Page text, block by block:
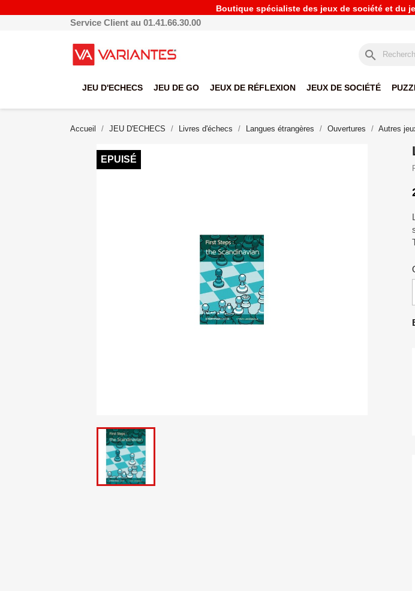
Boutique spécialiste des jeux de société et du
Service Client au 01.41.66.30.00
search
JEU D'ECHECS JEU DE GO JEUX DE RÉFLEXION JEUX DE SOCIÉTÉ
Accueil JEU D'ECHECS Livres d'échecs Langues étrangères Ouvertures Autres
EPUISÉ